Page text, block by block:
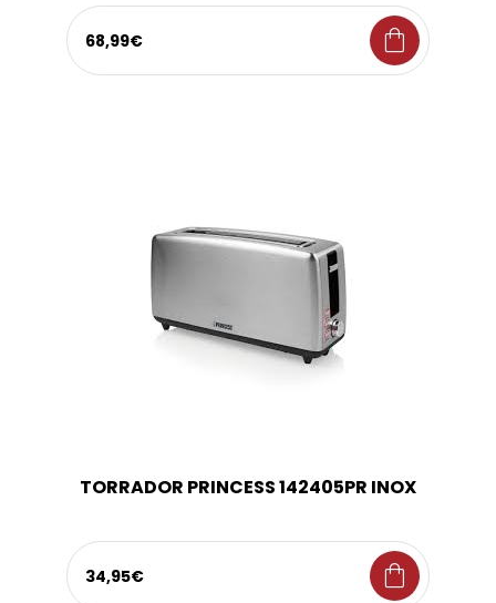
68,99€ shopping_bag
TORRADOR PRINCESS 142405PR INOX
34,95€ shopping_bag